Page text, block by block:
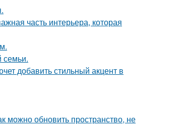
часть интерьера, которая
семьи.
добавить стильный акцент в
можно обновить пространство, не